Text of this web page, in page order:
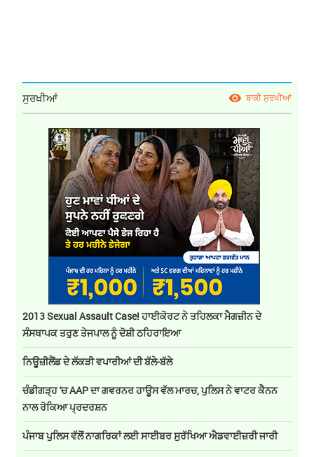
ਸੁਰਖੀਆਂ ਬਾਕੀ ਸੁਰਖੀਆਂ
2013 Sexual Assault Case! ਹਾਈਕੋਰਟ ਨੇ ਤਹਿਲਕਾ ਮੈਗਜ਼ੀਨ ਦੇ
ਸੰਸਥਾਪਕ ਤਰੁਣ ਤੇਜਪਾਲ ਨੂੰ ਦੋਸ਼ੀ ਠਹਿਰਾਇਆ
ਨਿਊਜ਼ੀਲੈਂਡ ਦੇ ਲੱਕੜੀ ਵਪਾਰੀਆਂ ਦੀ ਬੱਲੇ-ਬੱਲੇ
ਚੰਡੀਗੜ੍ਹ 'ਚ AAP ਦਾ ਗਵਰਨਰ ਹਾਊਸ ਵੱਲ ਮਾਰਚ, ਪੁਲਿਸ ਨੇ ਵਾਟਰ ਕੈਨਨ
ਨਾਲ ਰੋਕਿਆ ਪ੍ਰਦਰਸ਼ਨ
ਪੰਜਾਬ ਪੁਲਿਸ ਵੱਲੋਂ ਨਾਗਰਿਕਾਂ ਲਈ ਸਾਈਬਰ ਸੁਰੱਖਿਆ ਐਡਵਾਈਜ਼ਰੀ ਜਾਰੀ